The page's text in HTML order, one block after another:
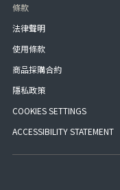
條款
法律聲明
使用條款
商品採購合約
隱私政策
COOKIES SETTINGS
ACCESSIBILITY STATEMENT